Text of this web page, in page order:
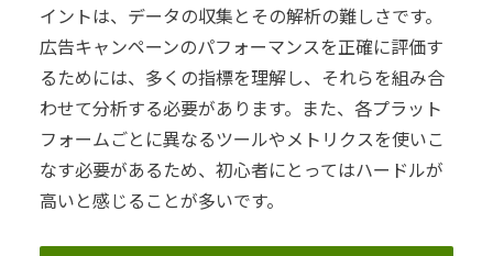
イントは、データの収集とその解析の難しさです。
広告キャンペーンのパフォーマンスを正確に評価す
るためには、多くの指標を理解し、それらを組み合
わせて分析する必要があります。また、各プラット
フォームごとに異なるツールやメトリクスを使いこ
なす必要があるため、初心者にとってはハードルが
高いと感じることが多いです。